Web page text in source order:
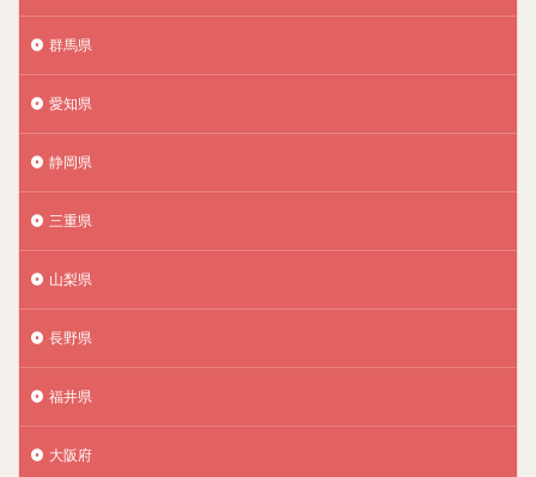
群馬県
愛知県
静岡県
三重県
山梨県
長野県
福井県
大阪府